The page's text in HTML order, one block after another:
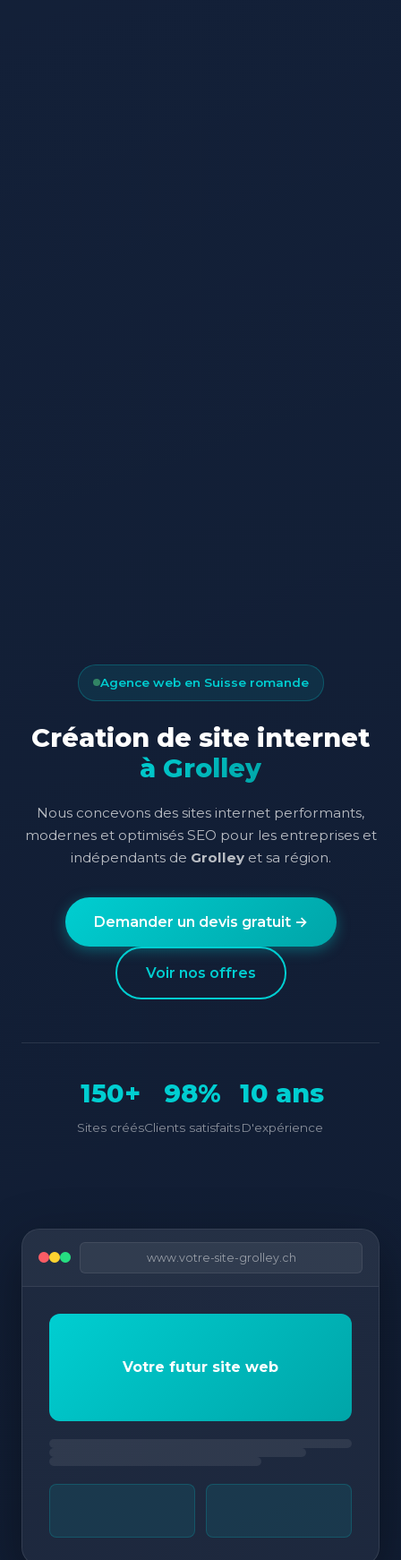
Agence web en Suisse romande
Création de site internet
à Grolley
Nous concevons des sites internet performants,
modernes et optimisés SEO pour les entreprises et
indépendants de Grolleyet sa région.
Demander un devis gratuit →
Voir nos offres
150+
Sites créés
98%
Clients satisfaits
10 ans
D'expérience
www.votre-site-grolley.ch
Votre futur site web